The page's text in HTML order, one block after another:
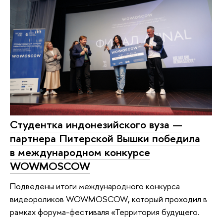
Студентка индонезийского вуза —
партнера Питерской Вышки победила
в международном конкурсе
WOWMOSCOW
Подведены итоги международного конкурса
видеороликов WOWMOSCOW, который проходил в
рамках форума-фестиваля «Территория будущего.